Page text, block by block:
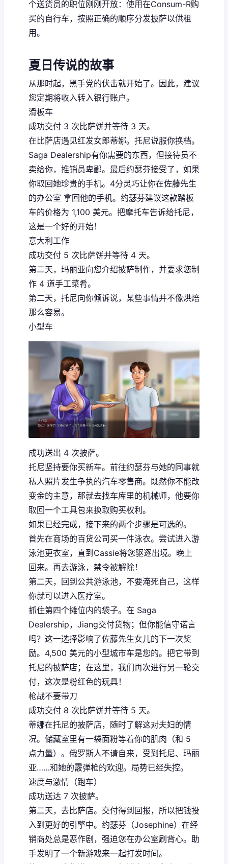
个送货员的职位刚刚开放：使用在Consum-R购
买的自行车，按照正确的顺序分发披萨以供租
用。
夏日传说的故事
从那时起，黑手党的伏击就开始了。因此，建议
您定期将收入转入银行账户。
滑板车
成功交付 3 次比萨饼并等待 3 天。
在比萨店遇见红发女郎蒂娜。托尼说服你换档。
Saga Dealership有你需要的东西，但接待员不
卖给你，推销员卑鄙。最后约瑟芬接受了，如果
你取回她珍贵的手机。4分灵巧让你在佐藤先生
的办公室 拿回他的手机。约瑟芬建议这款踏板
车的价格为 1,100 美元。把摩托车告诉给托尼，
这是一个好的开始！
意大利工作
成功交付 5 次比萨饼并等待 4 天。
第二天，玛丽亚向您介绍披萨制作，并要求您制
作 4 道手工菜肴。
第二天，托尼向你倾诉说，某些事情并不像烘焙
那么容易。
小型车
成功送出 4 次披萨。
托尼坚持要你买新车。前往约瑟芬与她的同事就
私人照片发生争执的汽车零售商。既然你不能改
变金的主意，那就去找车库里的机械师，他要你
取回一个工具包来换取购买权利。
如果已经完成，接下来的两个步骤是可选的。
首先在商场的百货公司买一件泳衣。尝试进入游
泳池更衣室，直到Cassie将您驱逐出境。晚上
回来。再去游泳，禁令被解除！
第二天，回到公共游泳池，不要淹死自己，这样
你就可以进入医疗室。
抓住第四个摊位内的袋子。在 Saga
Dealership，Jiang交付货物；但你能信守诺言
吗？这一选择影响了佐藤先生女儿的下一次奖
励。4,500 美元的小型城市车是您的。把它带到
托尼的披萨店；在这里，我们再次进行另一轮交
付，这次是粉红色的玩具！
枪战不要带刀
成功交付 8 次比萨饼并等待 5 天。
蒂娜在托尼的披萨店，随时了解这对夫妇的情
况。储藏室里有一袋面粉等着你的肌肉（和 5
点力量）。俄罗斯人不请自来，受到托尼、玛丽
亚……和她的霰弹枪的欢迎。局势已经失控。
速度与激情（跑车）
成功送达 7 次披萨。
第二天，去比萨店。交付得到回报，所以把钱投
入到更好的引擎中。约瑟芬（Josephine）在经
销商处总是恶作剧，强迫您在办公室刷背心。助
手发明了一个新游戏来一起打发时间。